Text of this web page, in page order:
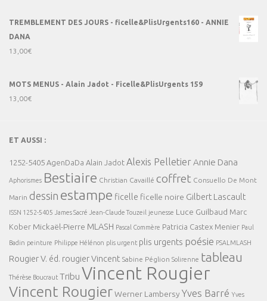
TREMBLEMENT DES JOURS - ficelle&PlisUrgents160 - ANNIE
DANA
13,00€
MOTS MENUS - Alain Jadot - Ficelle&PlisUrgents 159
13,00€
ET AUSSI :
1252-5405 AgenDaDa Alain Jadot Alexis PelletierAnnie Dana
Aphorismes Bestiaire Christian Cavaillé coffret Consuello De Mont
Marin dessin estampe ficelle ficelle noire Gilbert Lascault
ISSN 1252-5405 James Sacré Jean-Claude Touzeil jeunesse Luce Guilbaud Marc
Kober Mickaël-Pierre MLASH Pascal Commère Patricia Castex Menier Paul
Badin peinture Philippe Hélénon plis urgent plis urgents poésie PSALMLASH
Rougier V. éd. rougier Vincent Sabine Péglion Solirenne tableau
Thérèse Boucraut Tribu Vincent Rougier
Vincent RougierWerner Lambersy Yves Barré Yves